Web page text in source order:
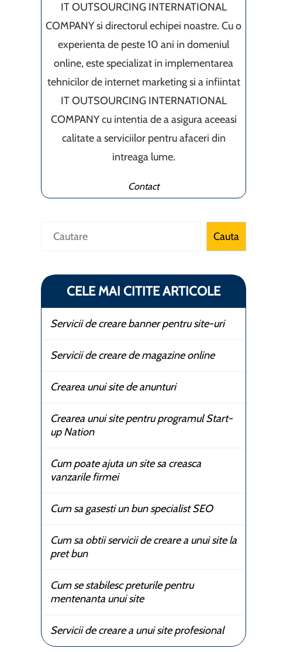
IT OUTSOURCING INTERNATIONAL
COMPANY si directorul echipei noastre. Cu o
experienta de peste 10 ani in domeniul
online, este specializat in implementarea
tehnicilor de internet marketing si a infiintat
IT OUTSOURCING INTERNATIONAL
COMPANY cu intentia de a asigura aceeasi
calitate a serviciilor pentru afaceri din
intreaga lume.
Contact
Caută Cauta
CELE MAI CITITE ARTICOLE
Servicii de creare banner pentru site-uri
Servicii de creare de magazine online
Crearea unui site de anunturi
Crearea unui site pentru programul Start-
up Nation
Cum poate ajuta un site sa creasca
vanzarile firmei
Cum sa gasesti un bun specialist SEO
Cum sa obtii servicii de creare a unui site la
pret bun
Cum se stabilesc preturile pentru
mentenanta unui site
Servicii de creare a unui site profesional